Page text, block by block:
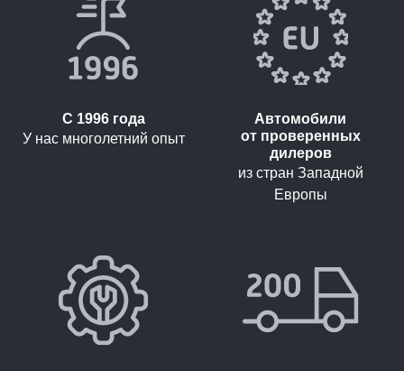
С 1996 года
У нас многолетний опыт
Автомобили
от проверенных
дилеров
из стран Западной
Европы